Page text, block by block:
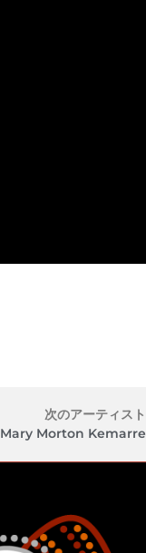
次のアーティスト
Mary Morton Kemarre